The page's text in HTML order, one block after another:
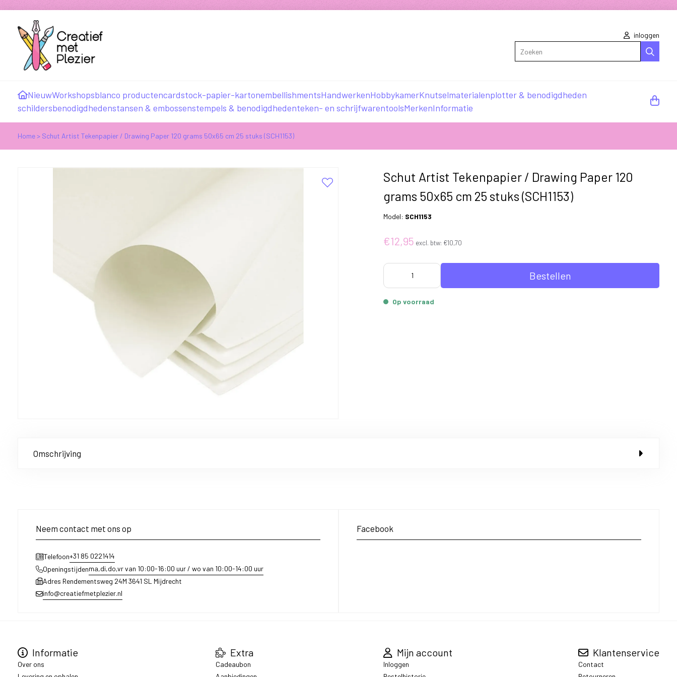
inloggen
NieuwWorkshopsblanco productencardstock-papier-kartonembellishmentsHandwerkenHobbykamerKnutselmaterialenplotter & benodigdheden
schildersbenodigdhedenstansen & embossenstempels & benodigdhedenteken- en schrijfwarentoolsMerkenInformatie
Home> Schut Artist Tekenpapier / Drawing Paper 120 grams 50x65 cm 25 stuks (SCH1153)
Schut Artist Tekenpapier / Drawing Paper 120
grams 50x65 cm 25 stuks (SCH1153)
Model: SCH1153
€12,95 excl. btw: €10,70
Bestellen
Op voorraad
Omschrijving
Neem contact met ons op
Telefoon+31 85 0221414
Openingstijdenma,di,do,vr van 10:00-16:00 uur / wo van 10:00-14:00 uur
Adres Rendementsweg 24M 3641 SL Mijdrecht
info@creatiefmetplezier.nl
Facebook
Informatie
Over ons
Extra
Cadeaubon
Mijn account
Inloggen
Klantenservice
Contact